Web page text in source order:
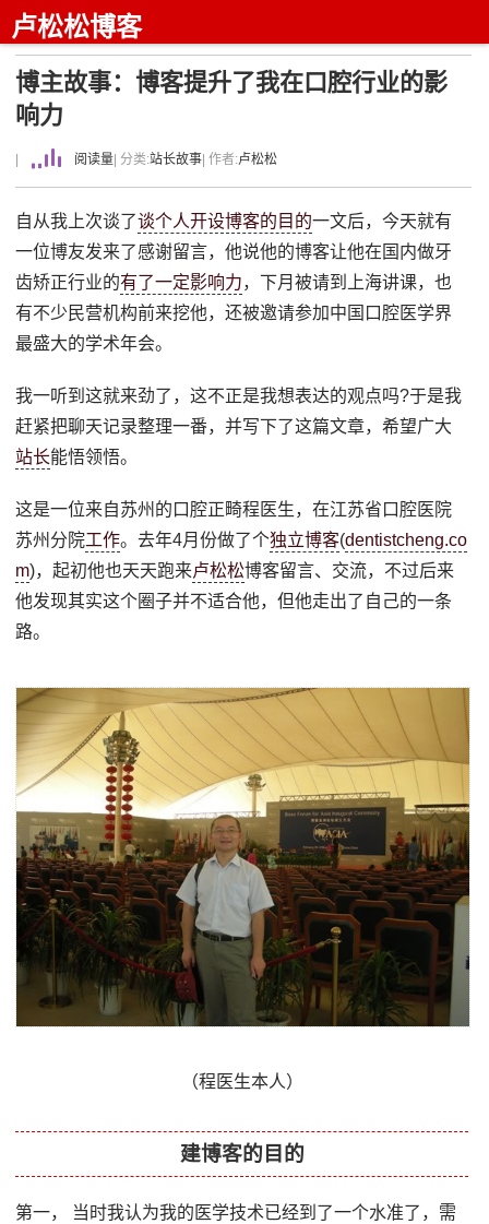
卢松松博客
博主故事：博客提升了我在口腔行业的影
响力
阅读量 | 分类:站长故事 | 作者:卢松松
自从我上次谈了谈个人开设博客的目的一文后，今天就有
一位博友发来了感谢留言，他说他的博客让他在国内做牙
齿矫正行业的有了一定影响力，下月被请到上海讲课，也
有不少民营机构前来挖他，还被邀请参加中国口腔医学界
最盛大的学术年会。
我一听到这就来劲了，这不正是我想表达的观点吗?于是我
赶紧把聊天记录整理一番，并写下了这篇文章，希望广大
站长能悟领悟。
这是一位来自苏州的口腔正畸程医生，在江苏省口腔医院
苏州分院工作。去年4月份做了个独立博客(dentistcheng.co
m)，起初他也天天跑来卢松松博客留言、交流，不过后来
他发现其实这个圈子并不适合他，但他走出了自己的一条
路。
（程医生本人）
建博客的目的
第一， 当时我认为我的医学技术已经到了一个水准了，需